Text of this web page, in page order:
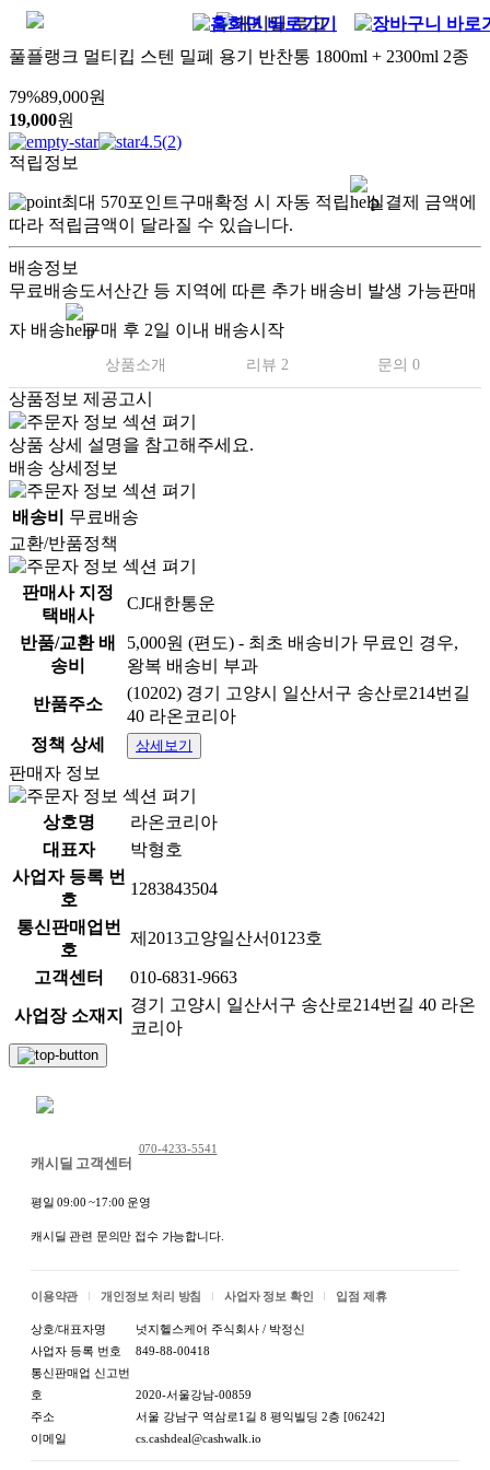
풀플랭크 멀티킵 스텐 밀폐 용기 반찬통 1800ml + 2300ml 2종
79%89,000원
19,000원
4.5(2)
적립정보
최대 570포인트구매확정 시 자동 적립
실결제 금액에
따라 적립금액이 달라질 수 있습니다.
배송정보
무료배송도서산간 등 지역에 따른 추가 배송비 발생 가능판매
자 배송 구매 후 2일 이내 배송시작
상품소개 리뷰 2 문의 0
상품정보 제공고시
상품 상세 설명을 참고해주세요.
배송 상세정보
배송비
무료배송
교환/반품정책
판매사 지정
택배사
CJ대한통운
반품/교환 배
송비
5,000원 (편도) - 최초 배송비가 무료인 경우,
왕복 배송비 부과
반품주소
(10202) 경기 고양시 일산서구 송산로214번길
40 라온코리아
정책 상세
상세보기
판매자 정보
상호명
라온코리아
대표자
박형호
사업자 등록 번
호
1283843504
통신판매업번
호
제2013고양일산서0123호
고객센터 010-6831-9663
사업장 소재지
경기 고양시 일산서구 송산로214번길 40 라온
코리아
캐시딜 고객센터
070-4233-5541
평일 09:00 ~17:00 운영
캐시딜 관련 문의만 접수 가능합니다.
이용약관 개인정보 처리 방침 사업자 정보 확인 입점 제휴
상호/대표자명
넛지헬스케어 주식회사 / 박정신
사업자 등록 번호
849-88-00418
통신판매업 신고번
호
2020-서울강남-00859
주소
서울 강남구 역삼로1길 8 평익빌딩 2층 [06242]
이메일
cs.cashdeal@cashwalk.io